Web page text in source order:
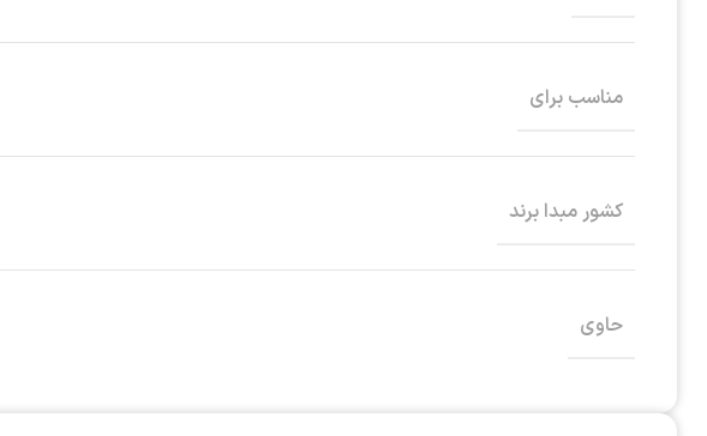
مناسب برای
کشور مبدا برند
حاوی